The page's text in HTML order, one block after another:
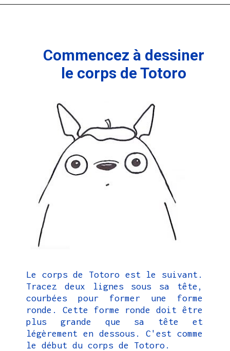
Commencez à dessiner
le corps de Totoro
Le corps de Totoro est le suivant.
Tracez deux lignes sous sa tête,
courbées pour former une forme
ronde. Cette forme ronde doit être
plus grande que sa tête et
légèrement en dessous. C'est comme
le début du corps de Totoro.